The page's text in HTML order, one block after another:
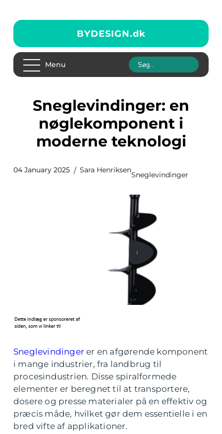
BYDESIGN.dk
Menu
Sneglevindinger: en
nøglekomponent i
moderne teknologi
04 January 2025 Sara Henriksen
Sneglevindinger
Sneglevindinger er en afgørende komponent
i mange industrier, fra landbrug til
procesindustrien. Disse spiralformede
elementer er beregnet til at transportere,
dosere og presse materialer på en effektiv og
præcis måde, hvilket gør dem essentielle i en
bred vifte af applikationer.